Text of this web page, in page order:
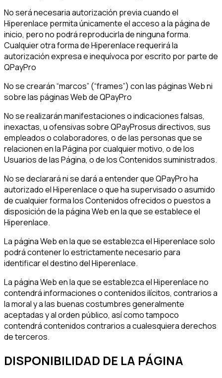
No será necesaria autorización previa cuando el
Hiperenlace permita únicamente el acceso a la página de
inicio, pero no podrá reproducirla de ninguna forma.
Cualquier otra forma de Hiperenlace requerirá la
autorización expresa e inequívoca por escrito por parte de
QPayPro
No se crearán “marcos” (“frames”) con las páginas Web ni
sobre las páginas Web de QPayPro
No se realizarán manifestaciones o indicaciones falsas,
inexactas, u ofensivas sobre QPayProsus directivos, sus
empleados o colaboradores, o de las personas que se
relacionen en la Página por cualquier motivo, o de los
Usuarios de las Página, o de los Contenidos suministrados.
No se declarará ni se dará a entender que QPayPro ha
autorizado el Hiperenlace o que ha supervisado o asumido
de cualquier forma los Contenidos ofrecidos o puestos a
disposición de la página Web en la que se establece el
Hiperenlace.
La página Web en la que se establezca el Hiperenlace solo
podrá contener lo estrictamente necesario para
identificar el destino del Hiperenlace.
La página Web en la que se establezca el Hiperenlace no
contendrá informaciones o contenidos ilícitos, contrarios a
la moral y a las buenas costumbres generalmente
aceptadas y al orden público, así como tampoco
contendrá contenidos contrarios a cualesquiera derechos
de terceros.
DISPONIBILIDAD DE LA PÁGINA